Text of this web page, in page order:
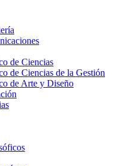
de Ciencias
de Ciencias de la Gestión
de Arte y Diseño